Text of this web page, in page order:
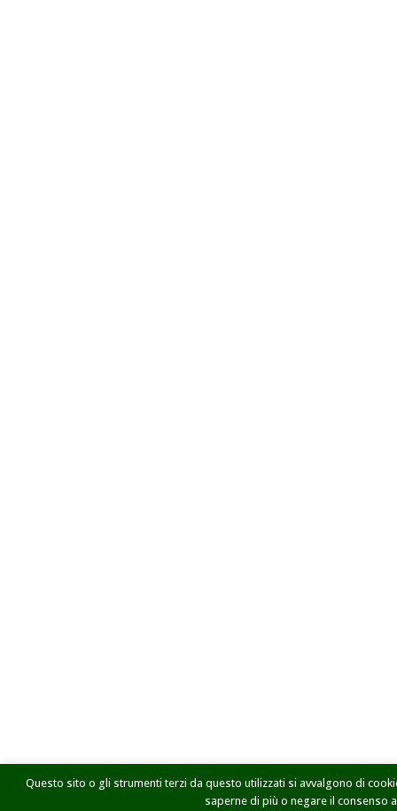
Questo sito o gli strumenti terzi da questo utilizzati si avvalgono di
saperne di più o negare il consenso